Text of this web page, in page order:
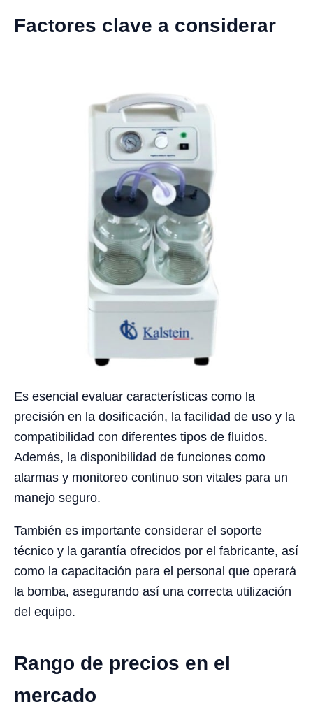
Factores clave a considerar
Es esencial evaluar características como la
precisión en la dosificación, la facilidad de uso y la
compatibilidad con diferentes tipos de fluidos.
Además, la disponibilidad de funciones como
alarmas y monitoreo continuo son vitales para un
manejo seguro.
También es importante considerar el soporte
técnico y la garantía ofrecidos por el fabricante, así
como la capacitación para el personal que operará
la bomba, asegurando así una correcta utilización
del equipo.
Rango de precios en el
mercado